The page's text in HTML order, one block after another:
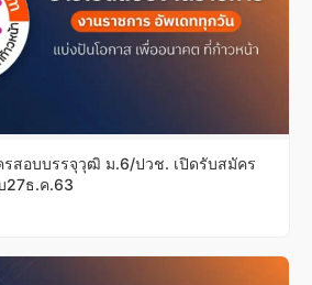
รสอบบรรจุวุฒิ ม.6/ปวช. เปิดรับสมัคร
27ธ.ค.63